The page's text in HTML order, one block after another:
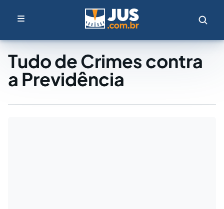
Tudo de Crimes contra
a Previdência